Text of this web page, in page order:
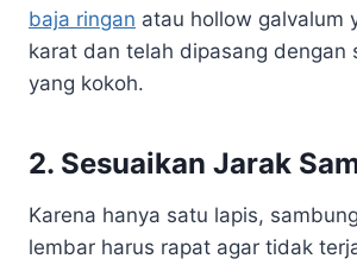
baja ringan atau hollow galvalum
karat dan telah dipasang dengan
yang kokoh.
2. Sesuaikan Jarak
Karena hanya satu lapis,
lembar harus rapat agar tidak